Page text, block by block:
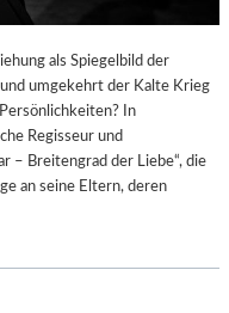
als Spiegelbild der
umgekehrt der Kalte Krieg
In
Regisseur und
– Breitengrad der Liebe“, die
an seine Eltern, deren